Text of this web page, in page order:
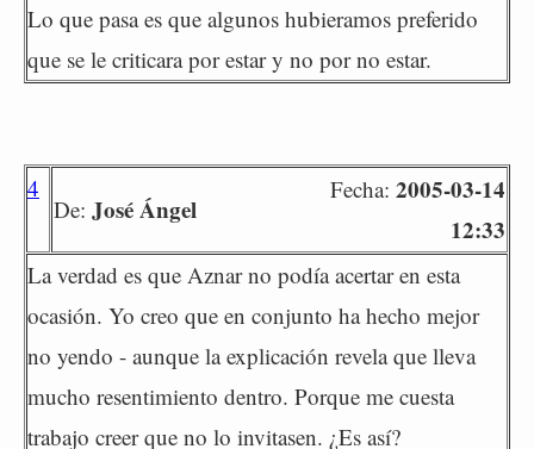
Lo que pasa es que algunos hubieramos preferido
que se le criticara por estar y no por no estar.
4
De: José Ángel
Fecha: 2005-03-14
12:33
La verdad es que Aznar no podía acertar en esta
ocasión. Yo creo que en conjunto ha hecho mejor
no yendo - aunque la explicación revela que lleva
mucho resentimiento dentro. Porque me cuesta
trabajo creer que no lo invitasen. ¿Es así?